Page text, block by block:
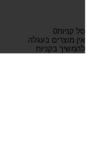
סל קניות0
אין מוצרים בעגלה
להמשיך בקניות